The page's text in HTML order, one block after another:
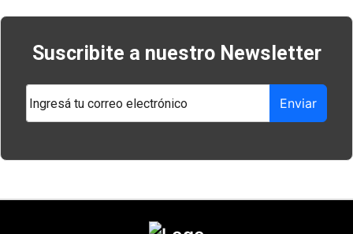
de
Suscribite a nuestro Newsletter
Enviar